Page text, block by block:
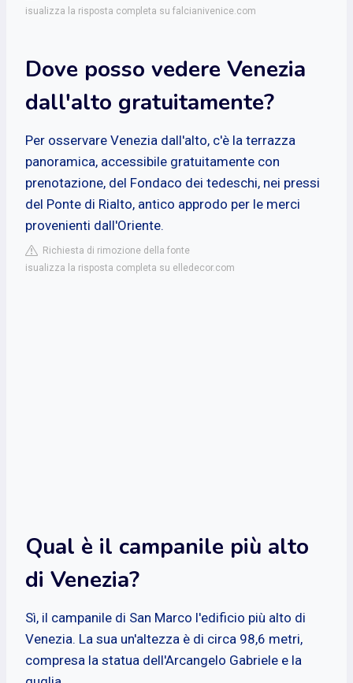
isualizza la risposta completa su falcianivenice.com
Dove posso vedere Venezia
dall'alto gratuitamente?
Per osservare Venezia dall'alto, c'è la terrazza
panoramica, accessibile gratuitamente con
prenotazione, del Fondaco dei tedeschi, nei pressi
del Ponte di Rialto, antico approdo per le merci
provenienti dall'Oriente.
Richiesta di rimozione della fonte
isualizza la risposta completa su elledecor.com
Qual è il campanile più alto
di Venezia?
Sì, il campanile di San Marco l'edificio più alto di
Venezia. La sua un'altezza è di circa 98,6 metri,
compresa la statua dell'Arcangelo Gabriele e la